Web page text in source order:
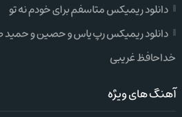
دانلود ریمیکس متاسفم برای خودم نه تو
دانلود ریمیکس رپ یاس و حصین و
خداحافظ غریبی
آهنگ های ویژه